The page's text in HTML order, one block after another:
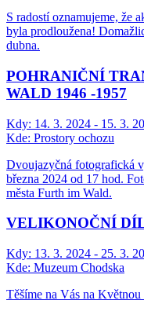
S radostí oznamujeme, že
byla prodloužena!
dubna.
POHRANIČNÍ
WALD 1946 -1957
Kdy: 14. 3. 2024 - 15. 3.
Kde: Prostory ochozu
Dvoujazyčná fotografická
března 2024 od 17 hod.
města Furth im Wald.
VELIKONOČNÍ
Kdy: 13. 3. 2024 - 25. 3.
Kde: Muzeum Chodska
Těšíme na Vás na